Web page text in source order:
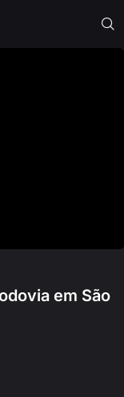
em São